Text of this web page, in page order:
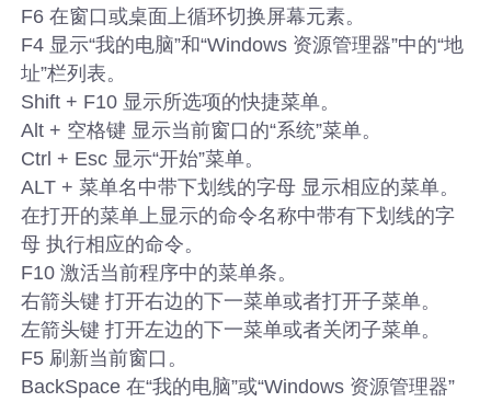
F6 在窗口或桌面上循环切换屏幕元素。
F4 显示“我的电脑”和“Windows 资源管理器”中的“地
址”栏列表。
Shift + F10 显示所选项的快捷菜单。
Alt + 空格键 显示当前窗口的“系统”菜单。
Ctrl + Esc 显示“开始”菜单。
ALT + 菜单名中带下划线的字母 显示相应的菜单。
在打开的菜单上显示的命令名称中带有下划线的字
母 执行相应的命令。
F10 激活当前程序中的菜单条。
右箭头键 打开右边的下一菜单或者打开子菜单。
左箭头键 打开左边的下一菜单或者关闭子菜单。
F5 刷新当前窗口。
BackSpace 在“我的电脑”或“Windows 资源管理器”